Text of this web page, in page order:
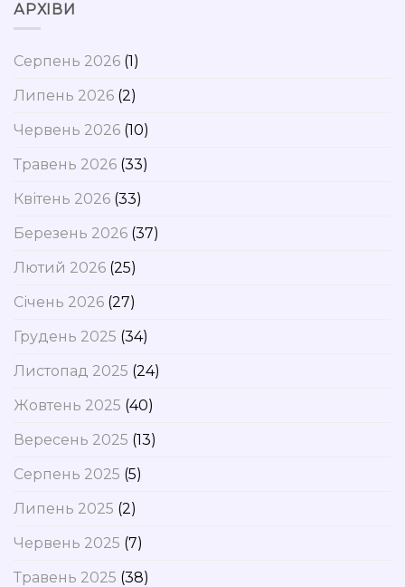
АРХІВИ
Серпень 2026 (1)
Липень 2026 (2)
Червень 2026 (10)
Травень 2026 (33)
Квітень 2026 (33)
Березень 2026 (37)
Лютий 2026 (25)
Січень 2026 (27)
Грудень 2025 (34)
Листопад 2025 (24)
Жовтень 2025 (40)
Вересень 2025 (13)
Серпень 2025 (5)
Липень 2025 (2)
Червень 2025 (7)
Травень 2025 (38)